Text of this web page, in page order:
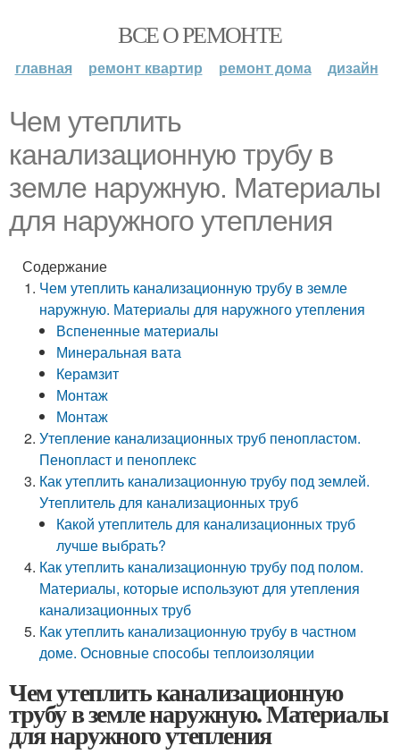
ВСЕ О РЕМОНТЕ
главная ремонт квартир ремонт дома дизайн
Чем утеплить
канализационную трубу в
земле наружную. Материалы
для наружного утепления
Содержание
Чем утеплить канализационную трубу в земле
наружную. Материалы для наружного утепления
Вспененные материалы
Минеральная вата
Керамзит
Монтаж
Монтаж
Утепление канализационных труб пенопластом.
Пенопласт и пеноплекс
Как утеплить канализационную трубу под землей.
Утеплитель для канализационных труб
Какой утеплитель для канализационных труб
лучше выбрать?
Как утеплить канализационную трубу под полом.
Материалы, которые используют для утепления
канализационных труб
Как утеплить канализационную трубу в частном
доме. Основные способы теплоизоляции
Чем утеплить канализационную
трубу в земле наружную. Материалы
для наружного утепления